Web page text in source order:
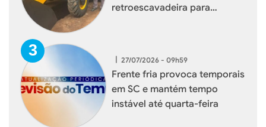
retroescavadeira para
| 27/07/2026 - 09h59
Frente fria provoca temporais
em SC e mantém tempo
instável até quarta-feira